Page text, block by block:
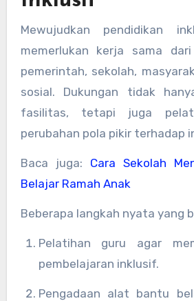
Mewujudkan pendidikan
memerlukan kerja sama
pemerintah, sekolah,
sosial. Dukungan tidak
fasilitas, tetapi juga
perubahan pola pikir terhadap
Baca juga: Cara Sekolah
Belajar Ramah Anak
Beberapa langkah nyata yang
Pelatihan guru agar memahami metode
pembelajaran inklusif.
Pengadaan alat bantu belajar untuk anak